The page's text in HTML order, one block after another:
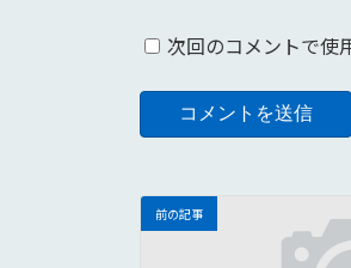
次回のコメントで使
前の記事